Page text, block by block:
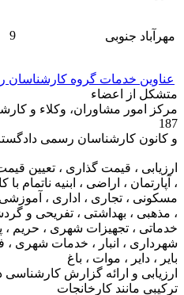
مهرآباد جنوبی
عناوین خدمات گروه کارشناسان
متشکل از اعضاء
مرکز امور مشاوران، وکلاء و
187
و کانون کارشناسان رسمی
ارزیابی ، قیمت گذاری ، تعیین
، آپارتمان ، اراضی ، ابنیه ناتمام با
مسکونی ، تجاری ، اداری ،
، مذهبی ، بهداشتی ، تفریحی و
خدماتی ، تجهیزات شهری ، حریم
شهرداری ، انبار ، خدمات شهری ،
بایر ، دایر ، موات ، باغ
ارزیابی و ارائه گزارش
ترکیبی مانند کارخانجات